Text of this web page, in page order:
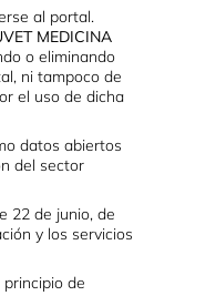
al portal.
MEDICINA
o eliminando
ni tampoco de
el uso de dicha
datos abiertos
del sector
22 de junio, de
y los servicios
de